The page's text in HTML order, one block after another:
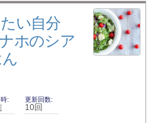
い自分
ホのシア
更新回数
10回